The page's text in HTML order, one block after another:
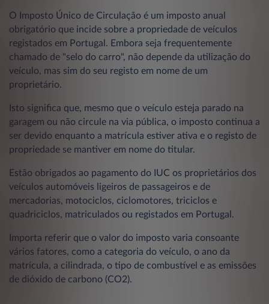
O Imposto Único de Circulação é um imposto anual
obrigatório que incide sobre a propriedade de veículos
registados em Portugal. Embora seja frequentemente
chamado de "selo do carro", não depende da utilização do
veículo, mas sim do seu registo em nome de um
proprietário.
Isto significa que, mesmo que o veículo esteja parado na
garagem ou não circule na via pública, o imposto continua a
ser devido enquanto a matrícula estiver ativa e o registo de
propriedade se mantiver em nome do titular.
Estão obrigados ao pagamento do IUC os proprietários dos
veículos automóveis ligeiros de passageiros e de
mercadorias, motociclos, ciclomotores, triciclos e
quadriciclos, matriculados ou registados em Portugal.
Importa referir que o valor do imposto varia consoante
vários fatores, como a categoria do veículo, o ano da
matrícula, a cilindrada, o tipo de combustível e as emissões
de dióxido de carbono (CO2).